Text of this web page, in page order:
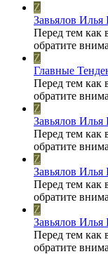
Z
Завьялов Илья
Перед тем как
обратите
Z
Главные
Перед тем как
обратите
Z
Завьялов Илья
Перед тем как
обратите
Z
Завьялов Илья
Перед тем как
обратите
Z
Завьялов
Перед тем как
обратите